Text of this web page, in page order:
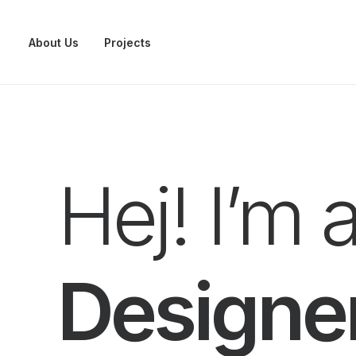
About Us Projects
Hej! I’m